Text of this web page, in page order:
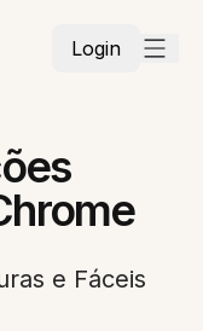
Login
e Fáceis